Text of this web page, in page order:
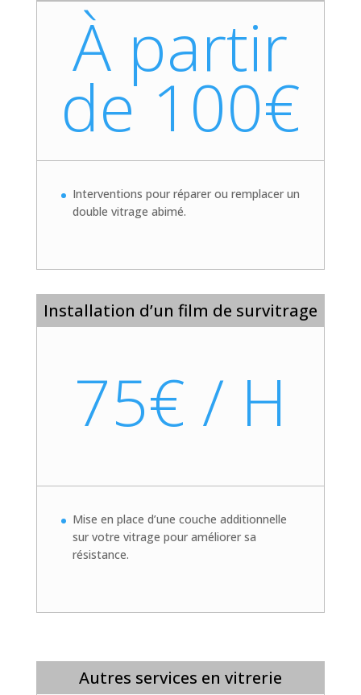
À partir
de 100€
Interventions pour réparer ou remplacer un
double vitrage abimé.
Installation d’un film de survitrage
75€ / H
Mise en place d’une couche additionnelle
sur votre vitrage pour améliorer sa
résistance.
Autres services en vitrerie